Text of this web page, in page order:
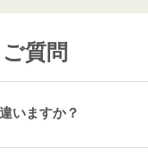
質問
いますか？